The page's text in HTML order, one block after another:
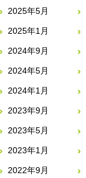
2025年5月
2025年1月
2024年9月
2024年5月
2024年1月
2023年9月
2023年5月
2023年1月
2022年9月